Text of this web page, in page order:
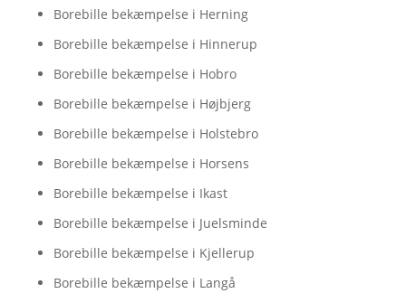
Borebille bekæmpelse i Herning
Borebille bekæmpelse i Hinnerup
Borebille bekæmpelse i Hobro
Borebille bekæmpelse i Højbjerg
Borebille bekæmpelse i Holstebro
Borebille bekæmpelse i Horsens
Borebille bekæmpelse i Ikast
Borebille bekæmpelse i Juelsminde
Borebille bekæmpelse i Kjellerup
Borebille bekæmpelse i Langå